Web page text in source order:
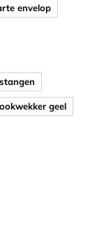
envelop
geel